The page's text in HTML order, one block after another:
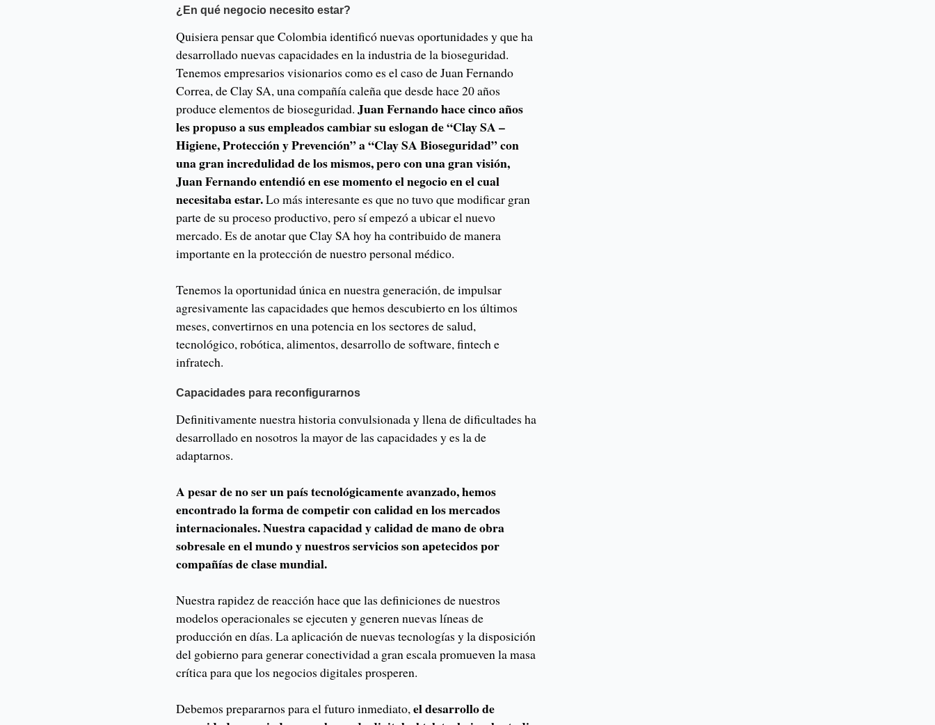
¿En qué negocio necesito estar?
Quisiera pensar que Colombia identificó nuevas oportunidades y que ha
desarrollado nuevas capacidades en la industria de la bioseguridad.
Tenemos empresarios visionarios como es el caso de Juan Fernando
Correa, de Clay SA, una compañía caleña que desde hace 20 años
produce elementos de bioseguridad.Juan Fernando hace cinco años
les propuso a sus empleados cambiar su eslogan de “Clay SA –
Higiene, Protección y Prevención” a “Clay SA Bioseguridad” con
una gran incredulidad de los mismos, pero con una gran visión,
Juan Fernando entendió en ese momento el negocio en el cual
necesitaba estar.Lo más interesante es que no tuvo que modificar gran
parte de su proceso productivo, pero sí empezó a ubicar el nuevo
mercado. Es de anotar que Clay SA hoy ha contribuido de manera
importante en la protección de nuestro personal médico.
Tenemos la oportunidad única en nuestra generación, de impulsar
agresivamente las capacidades que hemos descubierto en los últimos
meses, convertirnos en una potencia en los sectores de salud,
tecnológico, robótica, alimentos, desarrollo de software, fintech e
infratech.
Capacidades para reconfigurarnos
Definitivamente nuestra historia convulsionada y llena de dificultades ha
desarrollado en nosotros la mayor de las capacidades y es la de
adaptarnos.
A pesar de no ser un país tecnológicamente avanzado, hemos
encontrado la forma de competir con calidad en los mercados
internacionales. Nuestra capacidad y calidad de mano de obra
sobresale en el mundo y nuestros servicios son apetecidos por
compañías de clase mundial.
Nuestra rapidez de reacción hace que las definiciones de nuestros
modelos operacionales se ejecuten y generen nuevas líneas de
producción en días. La aplicación de nuevas tecnologías y la disposición
del gobierno para generar conectividad a gran escala promueven la masa
crítica para que los negocios digitales prosperen.
Debemos prepararnos para el futuro inmediato,el desarrollo de